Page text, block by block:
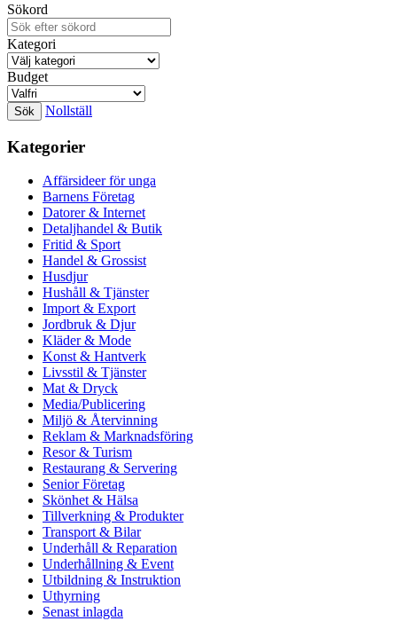
Sökord
Kategori
Budget
Nollställ
Kategorier
Affärsideer för unga
Barnens Företag
Datorer & Internet
Detaljhandel & Butik
Fritid & Sport
Handel & Grossist
Husdjur
Hushåll & Tjänster
Import & Export
Jordbruk & Djur
Kläder & Mode
Konst & Hantverk
Livsstil & Tjänster
Mat & Dryck
Media/Publicering
Miljö & Återvinning
Reklam & Marknadsföring
Resor & Turism
Restaurang & Servering
Senior Företag
Skönhet & Hälsa
Tillverkning & Produkter
Transport & Bilar
Underhåll & Reparation
Underhållning & Event
Utbildning & Instruktion
Uthyrning
Senast inlagda